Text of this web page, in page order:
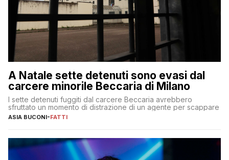
A Natale sette detenuti sono evasi dal
carcere minorile Beccaria di Milano
I sette detenuti fuggiti dal carcere Beccaria avrebbero
sfruttato un momento di distrazione di un agente per scappare
ASIA BUCONI-FATTI